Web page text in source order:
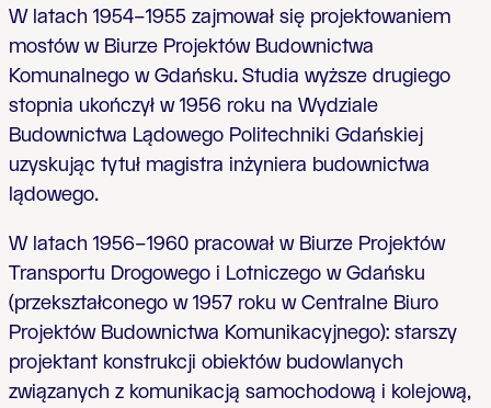
W latach 1954–1955 zajmował się projektowaniem
mostów w Biurze Projektów Budownictwa
Komunalnego w Gdańsku. Studia wyższe drugiego
stopnia ukończył w 1956 roku na Wydziale
Budownictwa Lądowego Politechniki Gdańskiej
uzyskując tytuł magistra inżyniera budownictwa
lądowego.
W latach 1956–1960 pracował w Biurze Projektów
Transportu Drogowego i Lotniczego w Gdańsku
(przekształconego w 1957 roku w Centralne Biuro
Projektów Budownictwa Komunikacyjnego): starszy
projektant konstrukcji obiektów budowlanych
związanych z komunikacją samochodową i kolejową,